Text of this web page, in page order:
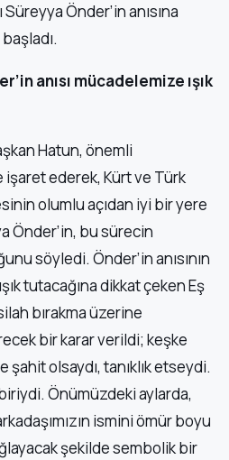
Önder’in anısına
anısı mücadelemize ışık
Hatun, önemli
ederek, Kürt ve Türk
olumlu açıdan iyi bir yere
Önder’in, bu sürecin
söyledi. Önder’in anısının
tutacağına dikkat çeken Eş
bırakma üzerine
bir karar verildi; keşke
şahit olsaydı, tanıklık etseydi.
Önümüzdeki aylarda,
ismini ömür boyu
şekilde sembolik bir